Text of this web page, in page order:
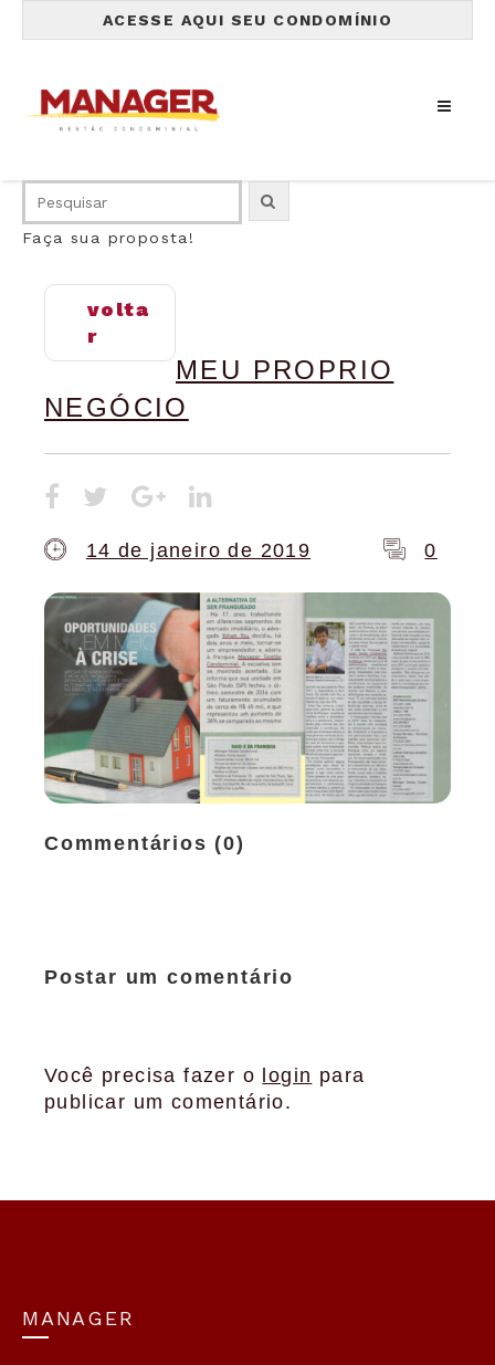
ACESSE AQUI SEU CONDOMÍNIO
Faça sua proposta!
volta
r
MEU PROPRIO
NEGÓCIO
14 de janeiro de 2019 0
Commentários (0)
Postar um comentário
Você precisa fazer o login para
publicar um comentário.
MANAGER